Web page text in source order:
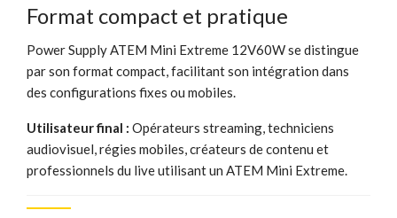
Format compact et pratique
Power Supply ATEM Mini Extreme 12V60W se distingue
par son format compact, facilitant son intégration dans
des configurations fixes ou mobiles.
Utilisateur final : Opérateurs streaming, techniciens
audiovisuel, régies mobiles, créateurs de contenu et
professionnels du live utilisant un ATEM Mini Extreme.